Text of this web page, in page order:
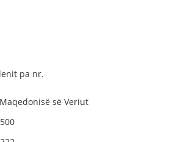
pa nr.
së Veriut